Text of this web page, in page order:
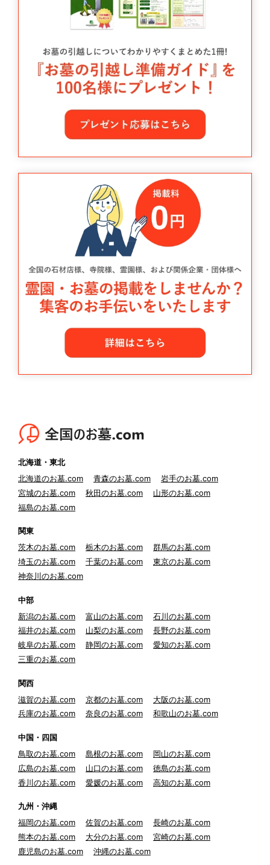
北海道・東北
北海道のお墓.com
青森のお墓.com
岩手のお墓.com
宮城のお墓.com
秋田のお墓.com
山形のお墓.com
福島のお墓.com
関東
茨木のお墓.com
栃木のお墓.com
群馬のお墓.com
埼玉のお墓.com
千葉のお墓.com
東京のお墓.com
神奈川のお墓.com
中部
新潟のお墓.com
富山のお墓.com
石川のお墓.com
福井のお墓.com
山梨のお墓.com
長野のお墓.com
岐阜のお墓.com
静岡のお墓.com
愛知のお墓.com
三重のお墓.com
関西
滋賀のお墓.com
京都のお墓.com
大阪のお墓.com
兵庫のお墓.com
奈良のお墓.com 和歌山のお墓.com
中国・四国
鳥取のお墓.com
島根のお墓.com
岡山のお墓.com
広島のお墓.com
山口のお墓.com
徳島のお墓.com
香川のお墓.com
愛媛のお墓.com 高知のお墓.com
九州・沖縄
福岡のお墓.com
佐賀のお墓.com
長崎のお墓.com
熊本のお墓.com
大分のお墓.com
宮崎のお墓.com
鹿児島のお墓.com
沖縄のお墓.com